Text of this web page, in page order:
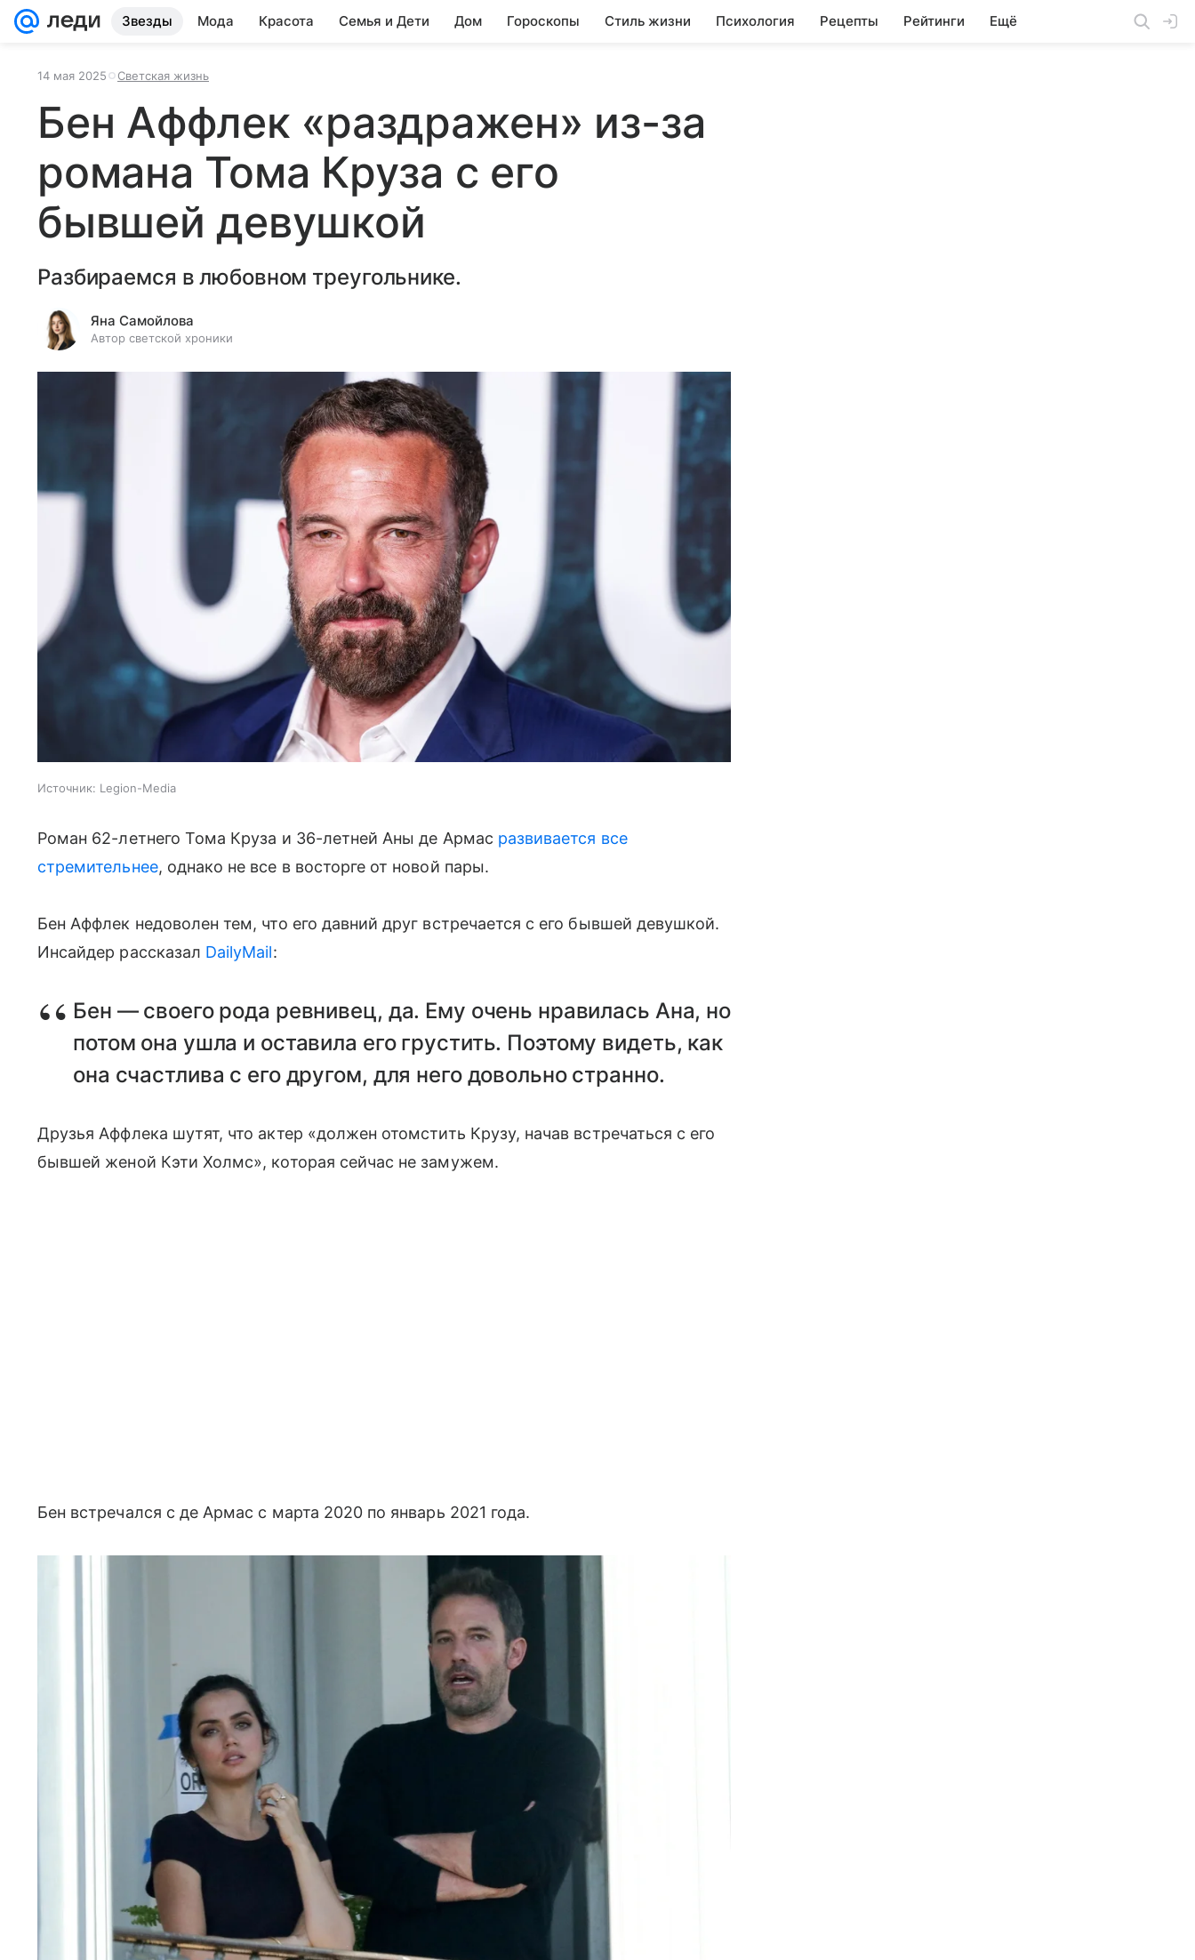
Звезды Мода Красота Семья и Дети Дом Гороскопы Стиль жизни Психология Рецепты Рейтинги Ещё
14 мая 2025 Светская жизнь
Бен Аффлек «раздражен» из-за
романа Тома Круза с его
бывшей девушкой
Разбираемся в любовном треугольнике.
Яна Самойлова
Автор светской хроники
Источник: Legion-Media
Роман 62-летнего Тома Круза и 36-летней Аны де Армас развивается все
стремительнее, однако не все в восторге от новой пары.
Бен Аффлек недоволен тем, что его давний друг встречается с его бывшей девушкой.
Инсайдер рассказал DailyMail:
Бен — своего рода ревнивец, да. Ему очень нравилась Ана, но
потом она ушла и оставила его грустить. Поэтому видеть, как
она счастлива с его другом, для него довольно странно.
Друзья Аффлека шутят, что актер «должен отомстить Крузу, начав встречаться с его
бывшей женой Кэти Холмс», которая сейчас не замужем.
Бен встречался с де Армас с марта 2020 по январь 2021 года.